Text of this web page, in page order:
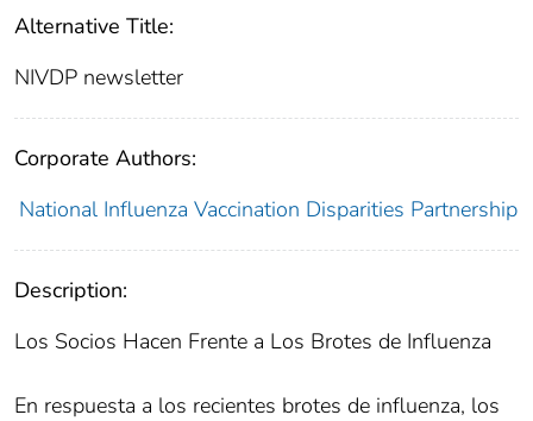
Alternative Title:
NIVDP newsletter
Corporate Authors:
National Influenza Vaccination Disparities Partnership
Description:
Los Socios Hacen Frente a Los Brotes de Influenza
En respuesta a los recientes brotes de influenza, los